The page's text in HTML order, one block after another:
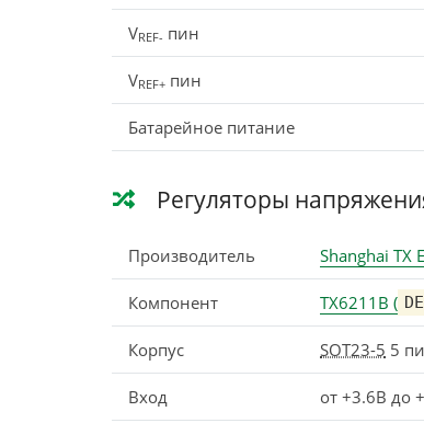
VREF- пин
VREF+ пин
Батарейное питание
Регуляторы
Производитель Shanghai TX
Компонент TX6211B (
Корпус SOT23-5 5
Вход от +3.6В до